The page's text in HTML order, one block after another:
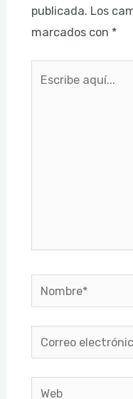
publicada. Los
marcados con *
Nombre*
Correo
electrónico*
Web